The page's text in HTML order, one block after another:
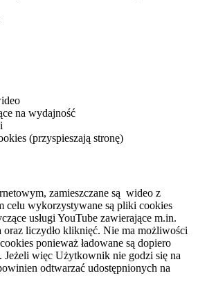
na wydajność
(przyspieszają stronę)
zamieszczane są wideo z
celu wykorzystywane są pliki cookies
usługi YouTube zawierające m.in.
liczydło kliknięć. Nie ma możliwości
ponieważ ładowane są dopiero
Jeżeli więc Użytkownik nie godzi się na
odtwarzać udostępnionych na